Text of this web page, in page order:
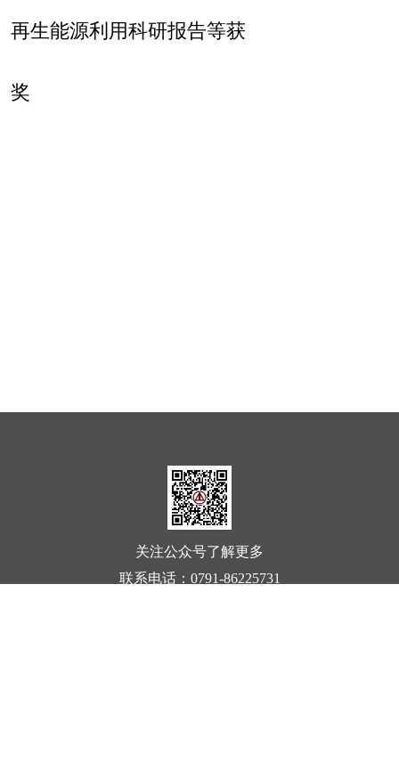
再生能源利用科研报告等获
奖
关注公众号了解更多
联系电话： 0791-86225731